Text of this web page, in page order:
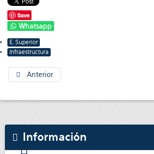
Save
Whatsapp
E. Superior
Infraestructura
Anterior
Información